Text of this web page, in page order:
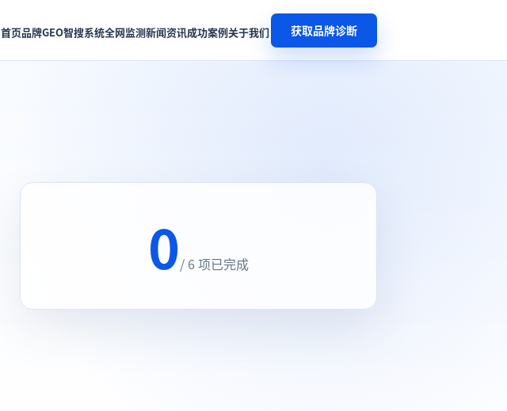
首页品牌GEO智搜系统全网监测新闻资讯成功案例关于我们 获取品牌诊断
0/ 6 项已完成